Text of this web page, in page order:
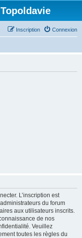
Connexion
Inscription
L’inscription est
du forum
aux utilisateurs inscrits.
de nos
Veuillez
toutes les règles du